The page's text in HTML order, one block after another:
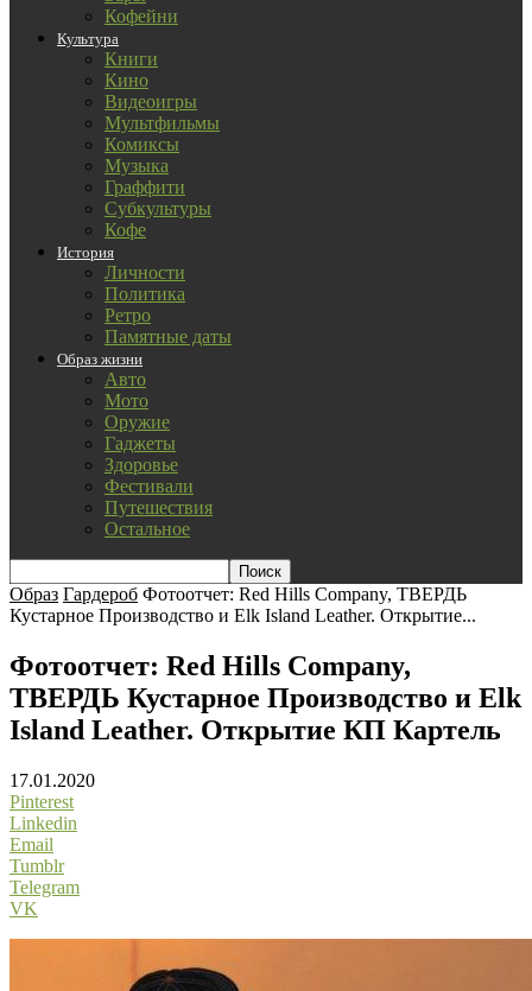
Кофейни
Культура
Книги
Кино
Видеоигры
Мультфильмы
Комиксы
Музыка
Граффити
Субкультуры
Кофе
История
Личности
Политика
Ретро
Памятные даты
Образ жизни
Авто
Мото
Оружие
Гаджеты
Здоровье
Фестивали
Путешествия
Остальное
Образ Гардероб Фотоотчет: Red Hills Company, ТВЕРДЬ
Кустарное Производство и Elk Island Leather. Открытие...
Фотоотчет: Red Hills Company,
ТВЕРДЬ Кустарное Производство и Elk
Island Leather. Открытие КП Картель
17.01.2020
Pinterest
Linkedin
Email
Tumblr
Telegram
VK